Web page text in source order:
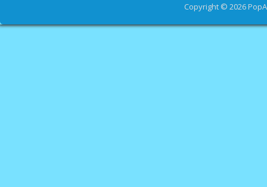
Copyright © 2026